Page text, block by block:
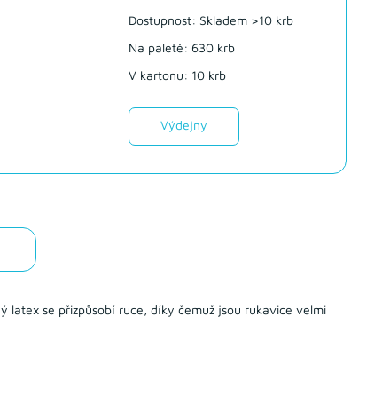
Dostupnost: Skladem >10 krb
Na paletě: 630 krb
V kartonu: 10 krb
Výdejny
se přizpůsobí ruce, díky čemuž jsou rukavice velmi